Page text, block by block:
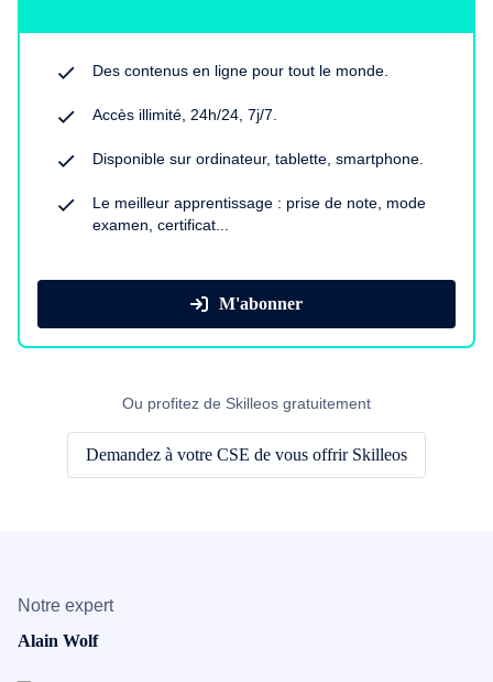
Des contenus en ligne pour tout le monde.
Accès illimité, 24h/24, 7j/7.
Disponible sur ordinateur, tablette, smartphone.
Le meilleur apprentissage : prise de note, mode
examen, certificat...
M'abonner
Ou profitez de Skilleos gratuitement
Demandez à votre CSE de vous offrir Skilleos
Notre expert
Alain Wolf